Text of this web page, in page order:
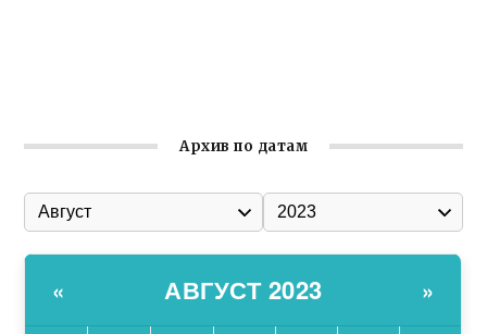
Архив по датам
« АВГУСТ 2023 »